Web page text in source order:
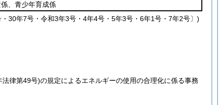
、青少年育成係
30年7号・令和3年3号・4年4号・5年3号・6年1号・7年2号〕)
法律第49号)の規定によるエネルギーの使用の合理化に係る事務